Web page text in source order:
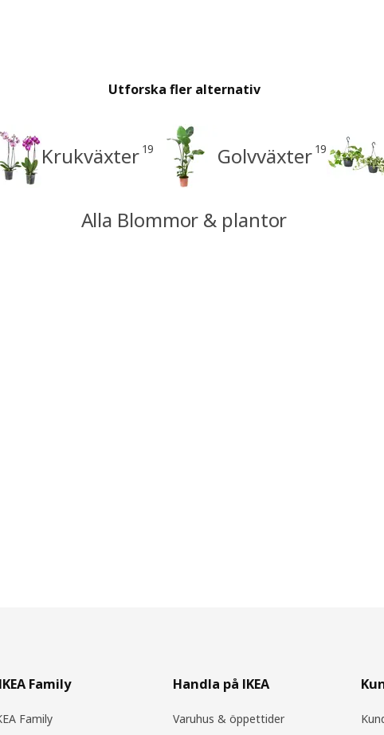
Utforska fler alternativ
Krukväxter 19 Golvväxter 19
Alla Blommor & plantor
Family
Family
Handla på IKEA
Varuhus & öppettider